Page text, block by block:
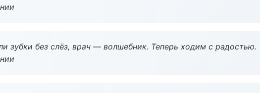
зубки без слёз, врач — волшебник. Теперь ходим с радостью.